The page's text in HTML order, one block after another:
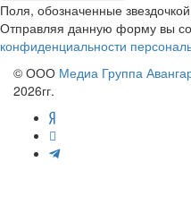
Поля, обозначенные
Отправляя данную форму вы
конфиденциальности
© ООО Медиа Группа
2026гг.